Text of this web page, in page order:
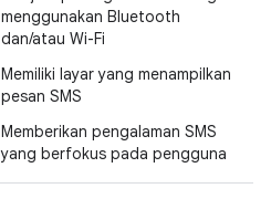
menggunakan Bluetooth
dan/atau Wi-Fi
Memiliki layar yang menampilkan
pesan SMS
Memberikan pengalaman SMS
yang berfokus pada pengguna